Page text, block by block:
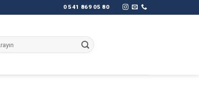
0 541 869 05 80